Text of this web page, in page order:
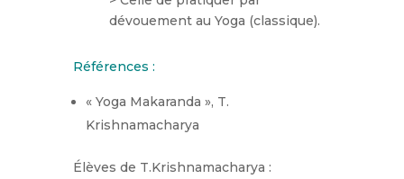
dévouement au Yoga (classique).
Références :
« Yoga Makaranda », T.
Krishnamacharya
Élèves de T.Krishnamacharya :